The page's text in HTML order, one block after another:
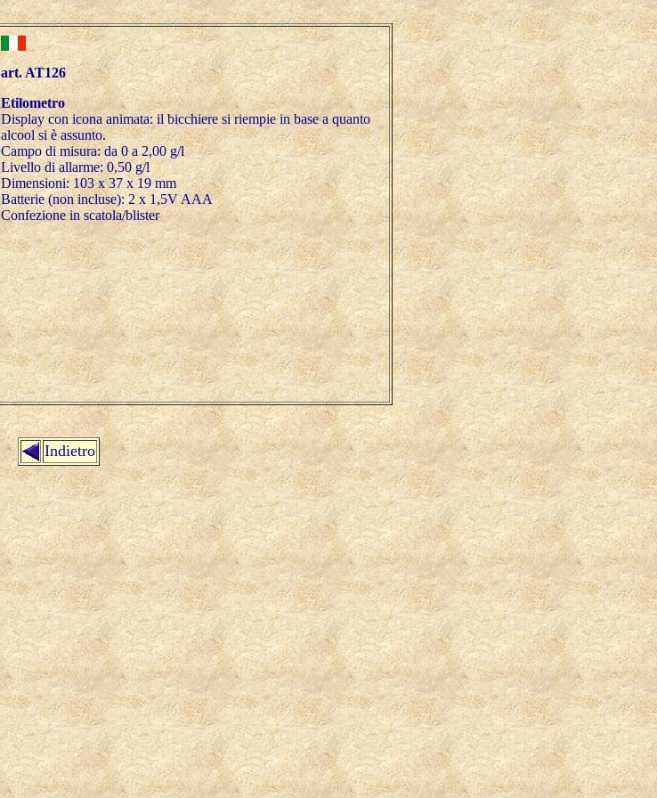
art. AT126
Etilometro
Display con icona animata: il bicchiere si riempie in base a quanto
alcool si è assunto.
Campo di misura: da 0 a 2,00 g/l
Livello di allarme: 0,50 g/l
Dimensioni: 103 x 37 x 19 mm
Batterie (non incluse): 2 x 1,5V AAA
Confezione in scatola/blister
Indietro